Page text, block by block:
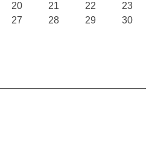
20 21 22
23
27 28 29
30